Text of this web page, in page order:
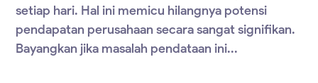
setiap hari. Hal ini memicu hilangnya potensi
pendapatan perusahaan secara sangat signifikan.
Bayangkan jika masalah pendataan ini...